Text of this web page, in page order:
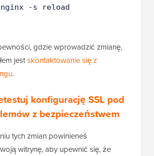
nginx -s reload
gdzie wprowadzić zmianę,
jestskontaktowanie się z
.
konfigurację SSL pod
z bezpieczeństwem
tych zmian powinieneś
witrynę, aby upewnić się, że